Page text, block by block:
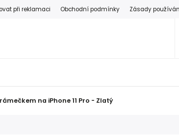
při reklamaci Obchodní podmínky Zásady
na iPhone 11 Pro - Zlatý